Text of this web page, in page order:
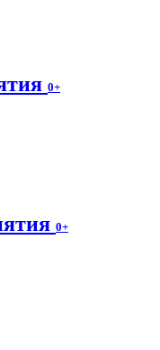
0+
0+